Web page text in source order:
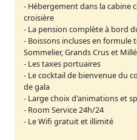
- Hébergement dans la cabine
croisière
- La pension complète à bord
- Boissons incluses en formule
Sommelier, Grands Crus et
- Les taxes portuaires
- Le cocktail de bienvenue du
de gala
- Large choix d'animations et
- Room Service 24h/24
- Le Wifi gratuit et illimité